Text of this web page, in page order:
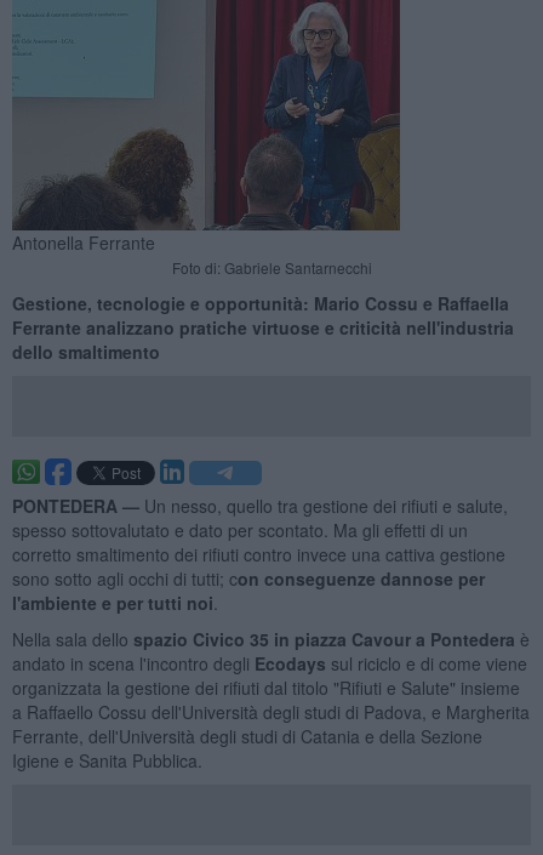
Antonella Ferrante
Foto di: Gabriele Santarnecchi
Gestione, tecnologie e opportunità: Mario Cossu e Raffaella
Ferrante analizzano pratiche virtuose e criticità nell'industria
dello smaltimento
PONTEDERA — Un nesso, quello tra gestione dei rifiuti e salute,
spesso sottovalutato e dato per scontato. Ma gli effetti di un
corretto smaltimento dei rifiuti contro invece una cattiva gestione
sono sotto agli occhi di tutti; con conseguenze dannose per
l'ambiente e per tutti noi
Nella sala dello spazio Civico 35 in piazza Cavour a Pontedera è
andato in scena l'incontro degli Ecodays sul riciclo e di come viene
organizzata la gestione dei rifiuti dal titolo "Rifiuti e Salute" insieme
a Raffaello Cossu dell'Università degli studi di Padova, e Margherita
Ferrante, dell'Università degli studi di Catania e della Sezione
Igiene e Sanita Pubblica.